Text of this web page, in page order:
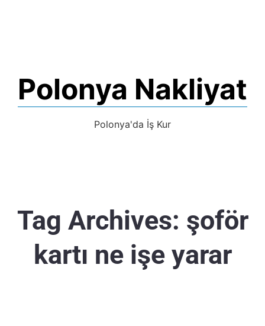
Polonya Nakliyat
Polonya'da İş Kur
Tag Archives: şoför
kartı ne işe yarar